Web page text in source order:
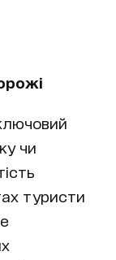
чи
туристи